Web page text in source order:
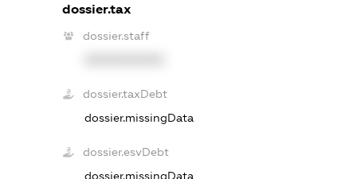
dossier.tax
dossier.staff
dossier.taxDebt
dossier.missingData
dossier.esvDebt
dossier.missingData